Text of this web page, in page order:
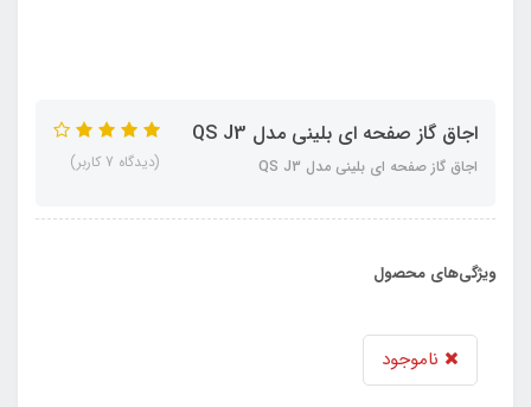
اجاق گاز صفحه ای بلینی مدل QS J3
اجاق گاز صفحه ای بلینی مدل QS J3 (دیدگاه 7 کاربر)
ویژگی‌های محصول
ناموجود